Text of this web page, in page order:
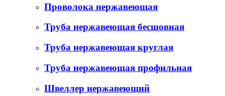
Проволока нержавеющая
Труба нержавеющая бесшовная
Труба нержавеющая круглая
Труба нержавеющая профильная
Швеллер нержавеющий